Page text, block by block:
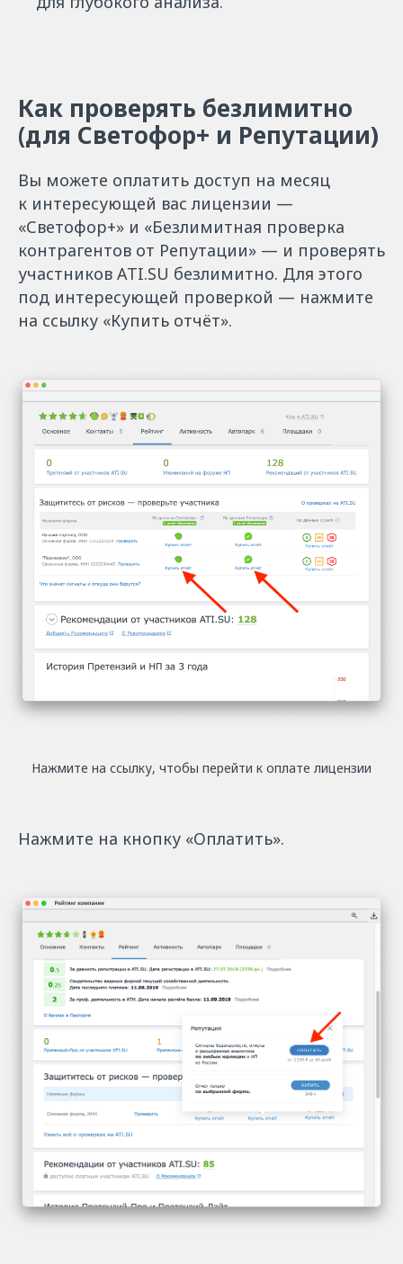
Как проверять безлимитно
(для Светофор+ и Репутации)
Вы можете оплатить доступ на месяц
к интересующей вас лицензии —
«Светофор+» и «Безлимитная проверка
контрагентов от Репутации» — и проверять
участников ATI.SU безлимитно. Для этого
под интересующей проверкой — нажмите
на ссылку «Купить отчёт».
Нажмите на ссылку, чтобы перейти к оплате лицензии
Нажмите на кнопку «Оплатить».